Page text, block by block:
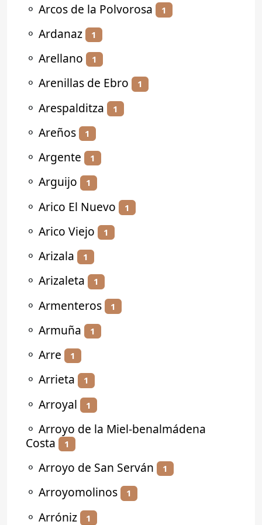
⚬ Arcos de la Polvorosa 1
⚬ Ardanaz 1
⚬ Arellano 1
⚬ Arenillas de Ebro 1
⚬ Arespalditza 1
⚬ Areños 1
⚬ Argente 1
⚬ Arguijo 1
⚬ Arico El Nuevo 1
⚬ Arico Viejo 1
⚬ Arizala 1
⚬ Arizaleta 1
⚬ Armenteros 1
⚬ Armuña 1
⚬ Arre 1
⚬ Arrieta 1
⚬ Arroyal 1
⚬ Arroyo de la Miel-benalmádena
Costa
1
⚬ Arroyo de San Serván 1
⚬ Arroyomolinos 1
⚬ Arróniz 1